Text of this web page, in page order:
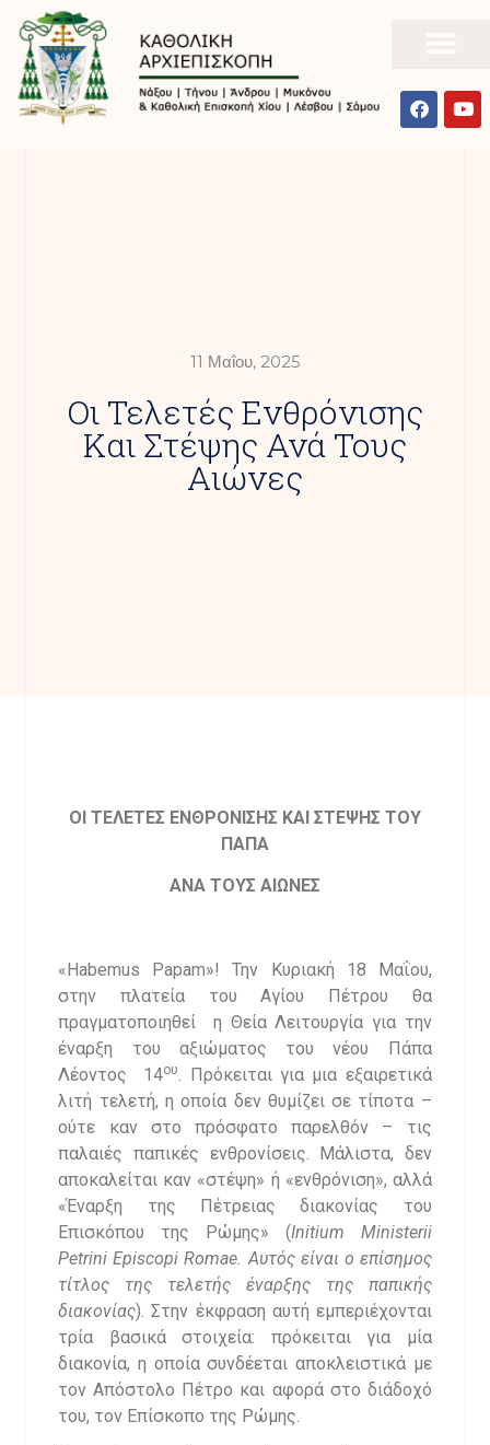
11 Μαΐου, 2025
Οι Τελετές Ενθρόνισης
Και Στέψης Ανά Τους
Αιώνες
ΟΙ ΤΕΛΕΤΕΣ ΕΝΘΡΟΝΙΣΗΣ ΚΑΙ ΣΤΕΨΗΣ ΤΟΥ
ΠΑΠΑ
ΑΝΑ ΤΟΥΣ ΑΙΩΝΕΣ
«Habemus Papam»! Την Κυριακή 18 Μαΐου,
στην πλατεία του Αγίου Πέτρου θα
πραγματοποιηθεί η Θεία Λειτουργία για την
έναρξη του αξιώματος του νέου Πάπα
Λέοντος 14ου. Πρόκειται για μια εξαιρετικά
λιτή τελετή, η οποία δεν θυμίζει σε τίποτα –
ούτε καν στο πρόσφατο παρελθόν – τις
παλαιές παπικές ενθρονίσεις. Μάλιστα, δεν
αποκαλείται καν «στέψη» ή «ενθρόνιση», αλλά
«Έναρξη της Πέτρειας διακονίας του
Επισκόπου της Ρώμης» (Initium Ministerii
Petrini EpiscopiRomae. Αυτός είναι ο επίσημος
τίτλος της τελετής έναρξης της παπικής
διακονίας). Στην έκφραση αυτή εμπεριέχονται
τρία βασικά στοιχεία: πρόκειται για μία
διακονία, η οποία συνδέεται αποκλειστικά με
τον Απόστολο Πέτρο και αφορά στο διάδοχό
του, τον Επίσκοπο της Ρώμης.